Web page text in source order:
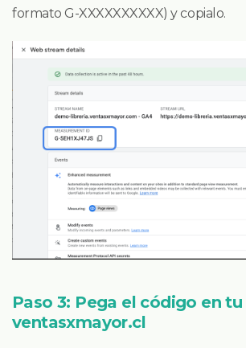
formato G-XXXXXXXXXX) y copialo.
Paso 3: Pega el código en
ventasxmayor.cl